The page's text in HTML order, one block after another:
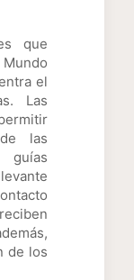
que
el
Las
las
guías
de los